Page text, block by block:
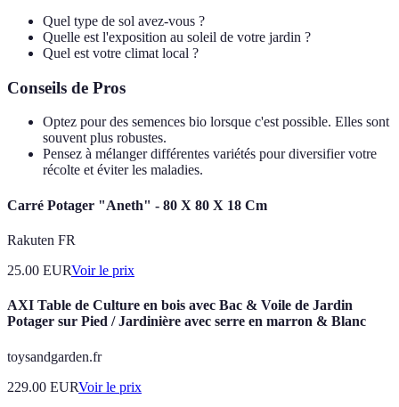
Quel type de sol avez-vous ?
Quelle est l'exposition au soleil de votre jardin ?
Quel est votre climat local ?
Conseils de Pros
Optez pour des semences bio lorsque c'est possible. Elles sont
souvent plus robustes.
Pensez à mélanger différentes variétés pour diversifier votre
récolte et éviter les maladies.
Carré Potager "Aneth" - 80 X 80 X 18 Cm
Rakuten FR
25.00 EURVoir le prix
AXI Table de Culture en bois avec Bac & Voile de Jardin
Potager sur Pied / Jardinière avec serre en marron & Blanc
toysandgarden.fr
229.00 EURVoir le prix